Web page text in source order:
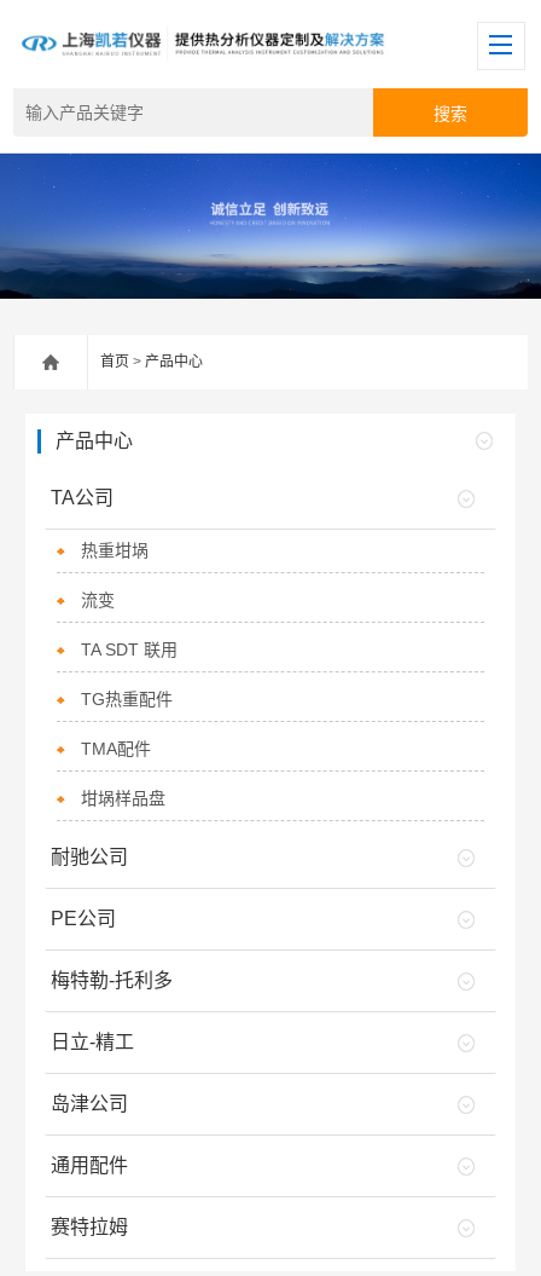
首页 >产品中心
产品中心
TA公司
热重坩埚
流变
TA SDT 联用
TG热重配件
TMA配件
坩埚样品盘
耐驰公司
PE公司
梅特勒-托利多
日立-精工
岛津公司
通用配件
赛特拉姆